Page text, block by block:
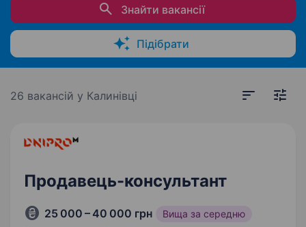
Знайти вакансії
Підібрати
26 вакансій у Калинівці
Продавець-консультант
25 000 – 40 000 грн Вища за середню